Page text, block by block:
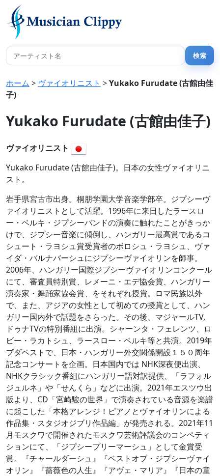
ホーム > ヴァイオリニスト >Yukako Furudate (古館由佳
子)
Yukako Furudate (古館由佳子)
ヴァイオリニスト
Yukako Furudate (古館由佳子)。日本の女性ヴァイオリニ
スト。
岩手県宮古市出身。桐朋学園大学音楽学部卒。ジプシーヴ
ァイオリニストとして活躍。1996年に来日したラースロ
ー・ベルキ・ジプシーバンドの演奏に触れたことがきっか
けで、ジプシー音楽に傾倒し、ハンガリー最高賞であるコ
シュート・ラヨシュ賞受賞者のボロシュ・ラヨシュ、ヴァ
イダ・バルナバーシュにジプシーヴァイオリンを師事。
2006年、ハンガリー国際ジプシーヴァイオリンコンクール
にて、審査員特別賞、レメーニ・エデ協会賞、ハンガリー
演奏家・舞踊家協会賞、をそれぞれ授賞。ロマ民族以外
で、また、アジアの女性として初めての授賞として、ハン
ガリー国内外で話題をさらった。その後、マジャールTV,
ドゥナTVの特別番組に出演。シャーンタ・フェレンツ、ロ
ビー・ラカトシュ、ラースロー・ベルキ等と共演。2019年
ブダペストで、日本・ハンガリー外交関係開設１５０周年
記念コンサートを企画。日本国内では NHK深夜便出演、
NHKクラシック番組にハンガリー語対訳提供、「ラフォル
ジュルネ」や「せんくら」などに出演。2021年エスツウ出
版より、CD「宮崎駿の世界」で演奏されている音源を楽譜
に起こした「本格アレンジ！ピアノとヴァイオリンによる
作品集・スタジオジブリ作品編」が発売される。2021年11
月モスクワで開催されたモスクワ芸術評議会のコンペティ
ションにて、「ジプシープリーマーシュ」として金賞受
賞。『チャールダーシュ』『ベストオブ・ジプシーヴァイ
オリン』『薔薇色の人生』『アヴェ・マリア』『日本の童